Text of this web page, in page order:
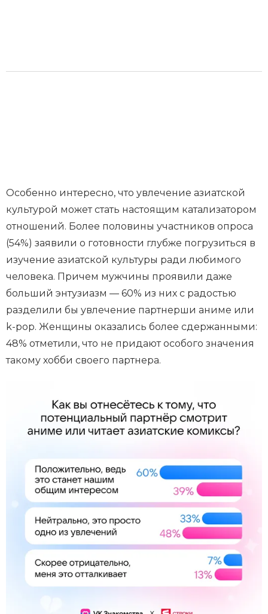
Особенно интересно, что увлечение азиатской
культурой может стать настоящим катализатором
отношений. Более половины участников опроса
(54%) заявили о готовности глубже погрузиться в
изучение азиатской культуры ради любимого
человека. Причем мужчины проявили даже
больший энтузиазм — 60% из них с радостью
разделили бы увлечение партнерши аниме или
k-pop. Женщины оказались более сдержанными:
48% отметили, что не придают особого значения
такому хобби своего партнера.